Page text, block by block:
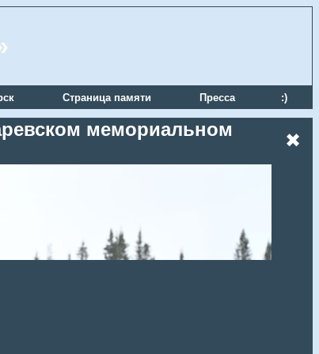
Страница памяти Пресса :)
мемориальном
✖